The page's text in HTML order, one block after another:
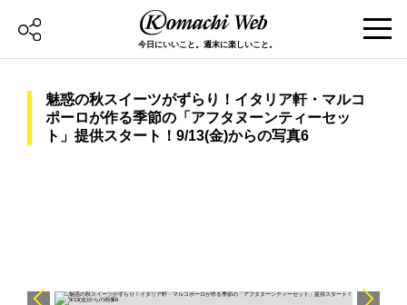
今日にいいこと。週末に楽しいこと。
魅惑の秋スイーツがずらり！イタリア軒・マルコ
ポーロが作る季節の「アフタヌーンティーセッ
ト」提供スタート！9/13(金)からの写真6